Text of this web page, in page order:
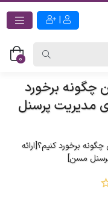
|
0
چگونه برخورد
مدیریت پرسنل
برخورد کنیم؟[ارائه
مسن]